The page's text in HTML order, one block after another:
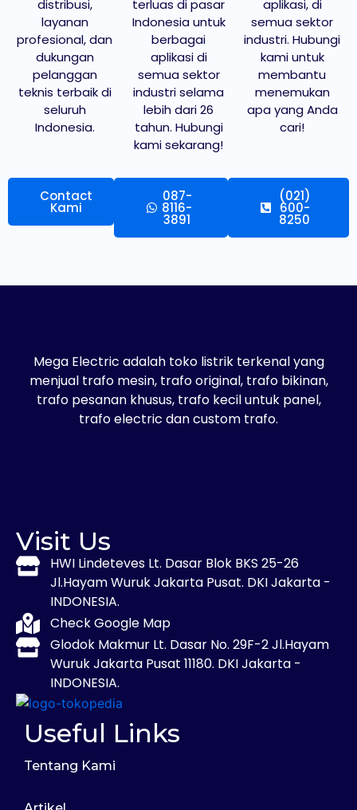
distribusi,
layanan
profesional, dan
dukungan
pelanggan
teknis terbaik di
seluruh
Indonesia.
terluas di pasar
Indonesia untuk
berbagai
aplikasi di
semua sektor
industri selama
lebih dari 26
tahun. Hubungi
kami sekarang!
aplikasi, di
semua sektor
industri. Hubungi
kami untuk
membantu
menemukan
apa yang Anda
cari!
Contact
Kami
087-
8116-
3891
(021)
600-
8250
Mega Electric adalah toko listrik terkenal yang
menjual trafo mesin, trafo original, trafo bikinan,
trafo pesanan khusus, trafo kecil untuk panel,
trafo electric dan custom trafo.
Visit Us
HWI Lindeteves Lt. Dasar Blok BKS 25-26
Jl.Hayam Wuruk Jakarta Pusat. DKI Jakarta -
INDONESIA.
Check Google Map
Glodok Makmur Lt. Dasar No. 29F-2 Jl.Hayam
Wuruk Jakarta Pusat 11180. DKI Jakarta -
INDONESIA.
Useful Links
Tentang Kami